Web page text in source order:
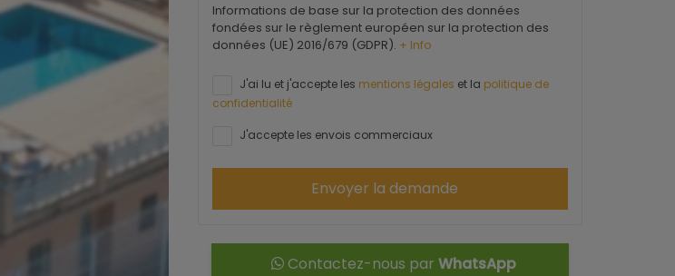
Informations de base sur la protection des données
fondées sur le règlement européen sur la protection des
données (UE) 2016/679 (GDPR). + Info
J'ai lu et j'accepte les mentions légales et la politique de
confidentialité
J'accepte les envois commerciaux
Envoyer la demande
Contactez-nous par WhatsApp